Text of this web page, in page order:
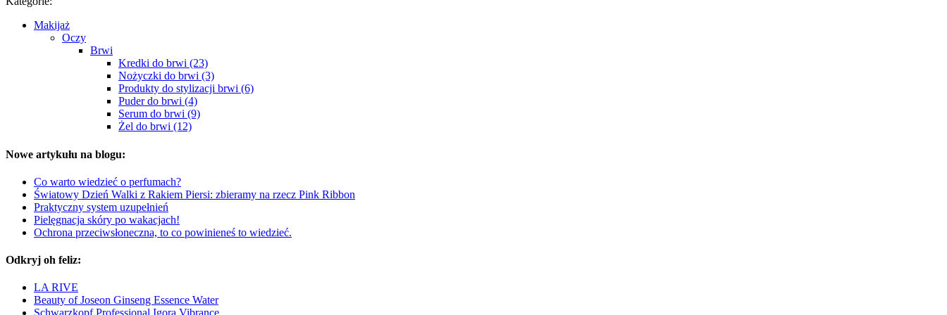
Makijaż
Oczy
Brwi
Kredki do brwi (23)
Nożyczki do brwi (3)
Produkty do stylizacji brwi (6)
Puder do brwi (4)
Serum do brwi (9)
Żel do brwi (12)
Nowe artykułu na blogu:
Co warto wiedzieć o perfumach?
Światowy Dzień Walki z Rakiem Piersi: zbieramy na rzecz Pink Ribbon
Praktyczny system uzupełnień
Pielęgnacja skóry po wakacjach!
Ochrona przeciwsłoneczna, to co powinieneś to wiedzieć.
Odkryj oh feliz:
LA RIVE
Beauty of Joseon Ginseng Essence Water